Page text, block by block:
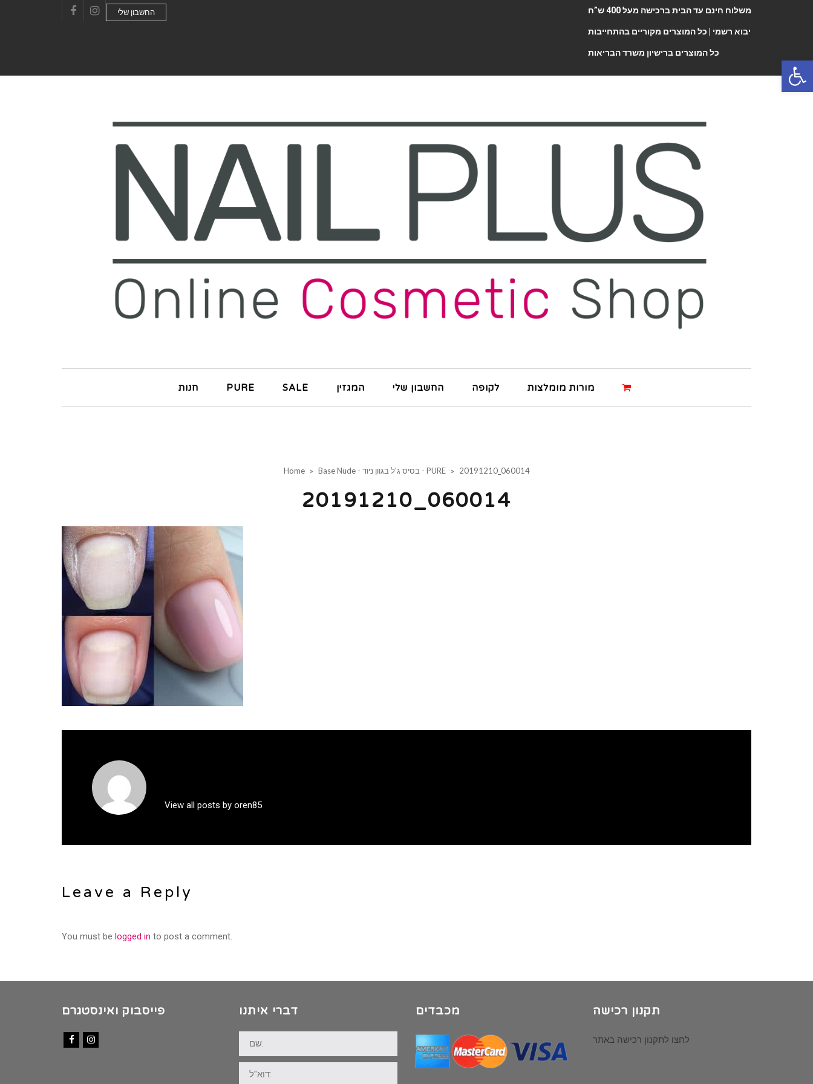
Instagram
החשבון שלי משלוח חינם עד הבית ברכישה מעל 400 ש”ח
יבוא רשמי | כל המוצרים מקוריים בהתחייבות
כל המוצרים ברישיון משרד הבריאות
חנות PURE SALE המגזין החשבון שלי לקופה מורות מומלצות
Home » Base Nude - בסיס ג'ל בגוון ניוד - PURE » 20191210_060014
20191210_060014
View all posts by oren85
Leave a Reply
You must be logged in to post a comment.
פייסבוק ואינסטגרם דברי איתנו מכבדים תקנון רכישה
לחצו לתקנון רכישה באתר